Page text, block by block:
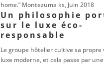
home.” Montezuma ks, Juin 2018
Un philosophie
sur le luxe éco-
responsable
Le groupe hôtelier cultive sa propre
luxe moderne, et cela passe par